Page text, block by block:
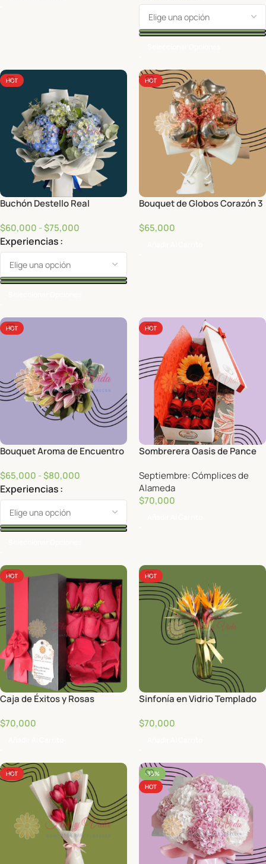
HOT
Buchón Destello Real
$60,000 -$75,000
Experiencias
HOT
Bouquet de Globos Corazón 3
$65,000
HOT
Bouquet Aroma de Encuentro
$65,000 -$80,000
Experiencias
HOT
Sombrerera Oasis de Pance
Septiembre: Cómplices de
Alameda
$70,000
HOT
Caja de Éxitos y Rosas
$70,000
HOT
Sinfonía en Vidrio Templado
$70,000
HOT
-33%
HOT